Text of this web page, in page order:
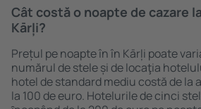
Cât costă o noapte de cazare
Kārļi?
Prețul pe noapte în în Kārļi poate
numărul de stele și de locaţia
hotel de standard mediu costă de la
la 100 de euro. Hotelurile de cinci